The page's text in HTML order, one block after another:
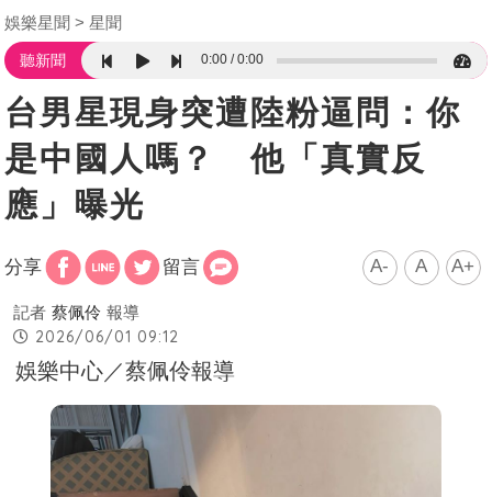
娛樂星聞 星聞
聽新聞 0:00 0:00
台男星現身突遭陸粉逼問：你
是中國人嗎？ 他「真實反
應」曝光
分享 留言 A- A A+
記者 蔡佩伶 報導
2026/06/01 09:12
娛樂中心／蔡佩伶報導